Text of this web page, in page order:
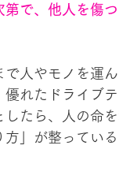
で、他人を傷
人やモノを運ん
れたドライブ
たら、人の命
」が整ってい